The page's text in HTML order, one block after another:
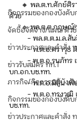
กิจกรรมของกองบังคับ
จัดซื้อจัดจ้าง/แผน/ตัวชี้
ข่าวประกาศและคำสั่ง
ข่าวรับสมัคร ทท.1
ภารกิจ/กิจกรรมผู้บังคั
กิจกรรมของกองบังคับ
ข่าวประกาศและคำสั่ง
ด้วย
🔹 พล.ต.ต.ก
- พล.ต.ต
- พ.ต.อ.ศ
         - พ.ต.อ.รนภัทร เพ็งหยวก ผกก.ฝอ.3
บก.อก.บช.ทท.
- พ.ต.อ.
         - พ.ต.อ.ทรงวุฒิ เชื้อพลากิจ ผกก.สืบสวน
บช.ทท.